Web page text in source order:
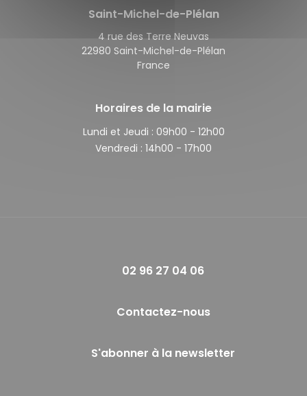
Saint-Michel-de-Plélan
4 rue des Terre Neuvas
22980 Saint-Michel-de-Plélan
France
Horaires de la mairie
Lundi et Jeudi : 09h00 - 12h00
Vendredi : 14h00 - 17h00
02 96 27 04 06
Contactez-nous
S'abonner à la newsletter